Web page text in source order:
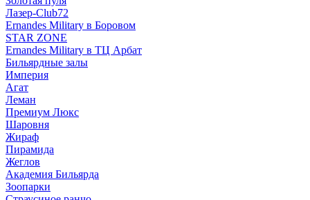
Лазер-Club72
Ernandes Military в Боровом
STAR ZONE
Ernandes Military в ТЦ Арбат
Бильярдные залы
Империя
Агат
Леман
Премиум Люкс
Шаровня
Жираф
Пирамида
Жеглов
Академия Бильярда
Зоопарки